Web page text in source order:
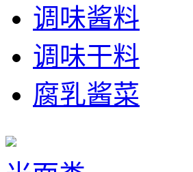
调味酱料
调味干料
腐乳酱菜